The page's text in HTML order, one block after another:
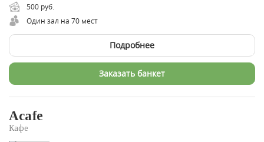
500 руб.
Один зал на 70 мест
Подробнее
Заказать банкет
Acafe
Кафе